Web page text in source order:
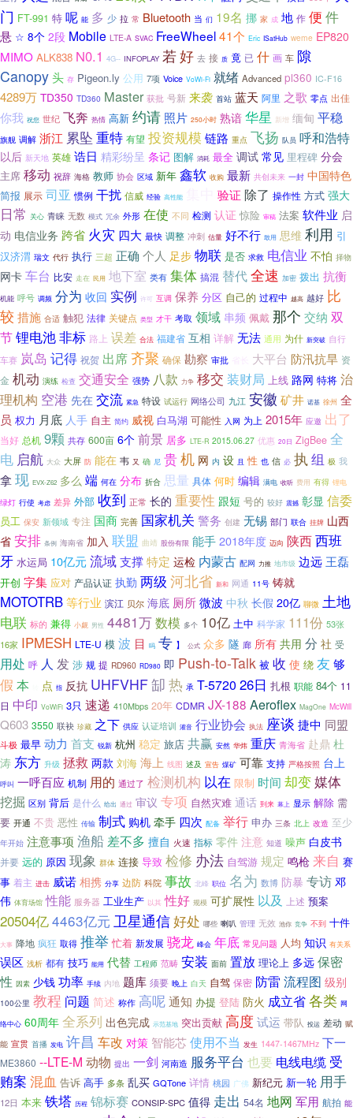
门 FT-991 特 呢 能 多 少 拉 常 Bluetooth 当 们 19名 挪 家 成 地 作 便 件
悬 ☆ 8个 2段 Mobile LTE-A SVAC FreeWheel41个 Eric ISatHub weme EP820
MIMO ALK838 N0.1 4G-- INFOPLAY 若好 去 接 质 竟 已 什 画 车 隙
Canopy头 存 Pigeon.ly 公用 7项 Voice VoWi-Fi 就绪 Advanced pl360 IC-F16
4289万 TD350 TD360 Master 获批 号新 来袭 首站 蓝天 阿里 之歌 零点 出佳
你我 祝您 世纪 飞奔 热情 高新 约请 照片 250小时 熟谙 华星 新增 缅甸 平稳
旗舰 调解 浙江 累坠 重特 有望 投资规模 链路 重点 飞扬 队员 呼和浩特
以后 新天地 英雄 诰日 精彩纷呈 条记 图解 消耗 最全 调试 常见 里程碑 分会
主席 移动 祝辞 海格 教师 协会 区域 新年 鑫软 收购 最新 共创未来 一封 中国特色
简报 展示 司亚 惯例 干扰 信威 经验 高性能 验证 除了 操作性 方式 强大
日常 关心 青睐 无数 模式 冗余 外形 在使 不同 检测 认证 惊险 审稿 法案 软件业 启
动 电信业务 跨省 火灾 四大 最快 调整 冲刺 估量 好不行 敢用 思维 利用 引
汉济渭 瑞文 代行 执行 三超 正确 个人 足步 物联 是否 求救 电信业 不怕 择物
网卡 车台 比安 走在 民用 地下室 类有 集体 搞混 替代全速 加密 拨出 抗衡
机能 呼号 调频 分为 收回 实例 许可 互调 保养 分区 自己的 过程中 越高 越好 比
较措施 合适 触犯 法律 关键点 类型 才干 考取 领域 串频 佩戴 那个 交纳 双
节锂电池非标 路上 误差 合法 福建省 互相 详解 无法 通用 为什 新突破 自行
车赛 岚岛 记得 祝贺 出席齐聚 确保 勘察 审批 大平台 防汛抗旱 资
金 机动 演练 检查 交通安全 强势 八款 力争 移交 装财局 上线 路网 特将 治
理机构 空港 先在 交流 紧急 特设 试运行 网络公司 九江 安徽 矿井 诺基 徐州 全
员 权力 月底 人手 自主 简约 威视 白马湖 可能性 入网 为上 2015年 应邀 出了
当好 总机 9颗 共存 600亩 6个 前景 居多 LTE-R 2015.06.27 优惠 20日 ZigBee 全
电 启航 大众 大屏 防 能在 韦 又 确 尼 贵机 网 内 设 且 性 也 信 必 执组 极 我
拿 现 EVX-Z62 多么 端 何在 分布 折合 思量 具体 何时 编辑 满电 收听 费用 有得 锂电
绿灯 行使 考虑 差异 外部 收到 正常 长的 重要性 跟短 号的 较好 震撼 彰显 信委
员工 保安 新领域 专注 国商 完善 国家机关 警务 创建 无锡 部门 联合 挂牌 山西
省 安排 条例 海南省 加入 联盟 曲靖 股份有限 能手2018年度 迈向 陕西西班
牙 水运局 10亿元流域支撑特定 运检 内蒙古 配网 力推 地市级 边远 王磊
开创 字集 应对 产品认证 执勤 两级 河北省 新和 网通 11号 铸就
MOTOTRB等行业 滨江 贝尔 海底 厕所微波 中秋 长假 20亿 聊微 土地
电联 标的 兼得 小觑 男性 4481万数模 多个 10亿 土中 科学家 111份 53张
16家 IPMESH LTE-U 模 波 目 吗 专 】 公式 众多 隧 廊 所有 共用 分 社 受
用处 呼 人 发 涉 规 提 RD960 RD980 即 Push-to-Talk 被 收 使 绕 友 够
假 本 点 指 反抗 UHFVHF缷 热 承 T-5720 26日 扎根 职能 84个 11
日 中印 VoWiFi 3只 速递 410Mbps 20年 CDMR JX-188 Aeroflex MagOne McWill
Q603 3550 联袂 珍藏 之下 供应 认证培训 灌音 行业协会 执法 座谈 捷中 同盟
斗极 最早 动力 首支 锐新 杭州 稳定 旅店 共赢 安然 华炜 重庆 青海省 赴鼎 杜
涛 东方 升级 拯救 两款 刘海 海上 线图 述及 宣告 煤矿 可靠 支持 严格按照 台上
呼叫 一呼百应 机制 用的 通过了 检测机构 以在 限制 时间 却变媒体
挖掘 区别 背后 是什么 给出 通过 审议 专项 自然灾难 通话 到来 幕上 显示 解除 需
要 开通 不贵 恶性 传输 制式 购机 牵手 四次 配备 举行 申办 三条 北上 改造 至少
年开始 注意事项 渔船 差不多 擅自 火速 指标 零件 注意 知道 噪声 白皮书
并要 远的 原因 现象 群体 连接 导致 检修 办法 自驾游 规定 鸣枪 来自 赛
事 着主 进击 威诺 相携 分享 边防 科院 事故 北峰 职位 名为 数博 防暴 专访 邓
伟 体育场馆 性能 服务器 工业生产 以其 性好 规模 可扩展性 以及 上述 预案
20504亿4463亿元 卫星通信好处 哪些 喇叭 管理 无效 池你 竞争 不到 十件
大事 降地 疯狂 取得 推举 忙着 新发展 骁龙 峰会 年底 常见问题 人均 知识 有关系
误区 浅析 都有 技巧 能用 代替 工程师 范畴 安装 面前 置放 理论上 多远 保密
性 因素 少钱 功率 手续 内地 题库 须要 晚上 白天 自驾 保密 防雷流程图 级别
100公里 教程 问题 简述 称作 高呢通知 办提 登陆 防火 成立省各类 网
络中心 60周年 全系列 出色完成 示范基地 突出贡献 高度 试运 带队 投运 差动 赋
能 宣贯 首播 发电 许昌 车改 对策 智能芯使用不当 发生 1447-1467MHz 下一
ME3860 --LTE-M 动物 提出 一剑 河南造 服务平台 也要 电线电缆 受
贿案 混血 告诉 高手 多条 乱买 GQTone 详情 桃园 广佛 新纪元 新一轮 用手
12日 本来 铁塔 历程 锦标赛 CONSIP-SPC 值得 走出 54名 地网 军用 航拍 能